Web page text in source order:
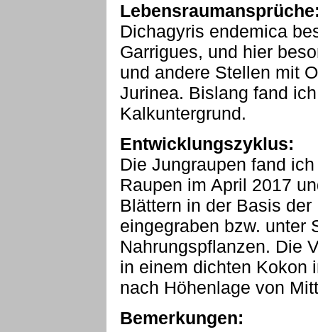
Dichagyris endemica
Garrigues, und hier
und andere Stellen mit
Jurinea. Bislang fand
Kalkuntergrund.
Entwicklungszyklus:
Die Jungraupen fand
Raupen im April 2017
Blättern in der Basis
eingegraben bzw. unter
Nahrungspflanzen. Die
in einem dichten Kokon
nach Höhenlage von
Bemerkungen: